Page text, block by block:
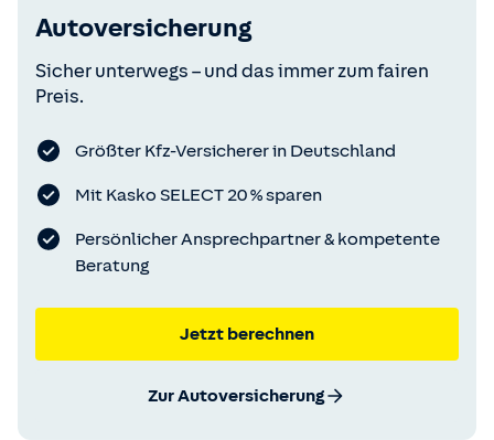
Autoversicherung
Sicher unterwegs – und das immer zum fairen
Preis.
Größter Kfz-Versicherer in Deutschland
Mit Kasko SELECT 20 % sparen
Persönlicher Ansprechpartner & kompetente
Beratung
Jetzt berechnen
Zur Autoversicherung